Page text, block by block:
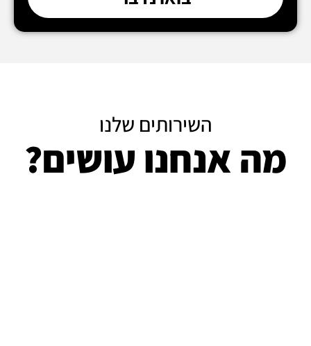
השירותים שלנו
מה אנחנו עושים?